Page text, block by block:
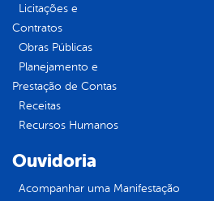
Licitações e
Contratos
Obras Públicas
Planejamento e
Prestação de Contas
Receitas
Recursos Humanos
Ouvidoria
Acompanhar uma Manifestação